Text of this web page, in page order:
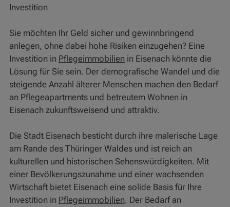
Investition
Sie möchten Ihr Geld sicher und gewinnbringend
anlegen, ohne dabei hohe Risiken einzugehen? Eine
Investition in Pflegeimmobilien in Eisenach könnte die
Lösung für Sie sein. Der demografische Wandel und die
steigende Anzahl älterer Menschen machen den Bedarf
an Pflegeapartments und betreutem Wohnen in
Eisenach zukunftsweisend und attraktiv.
Die Stadt Eisenach besticht durch ihre malerische Lage
am Rande des Thüringer Waldes und ist reich an
kulturellen und historischen Sehenswürdigkeiten. Mit
einer Bevölkerungszunahme und einer wachsenden
Wirtschaft bietet Eisenach eine solide Basis für Ihre
Investition in Pflegeimmobilien. Der Bedarf an